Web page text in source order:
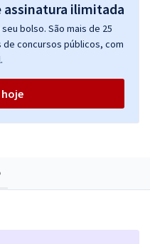
bolso. São mais de 25
concursos públicos, com
hoje